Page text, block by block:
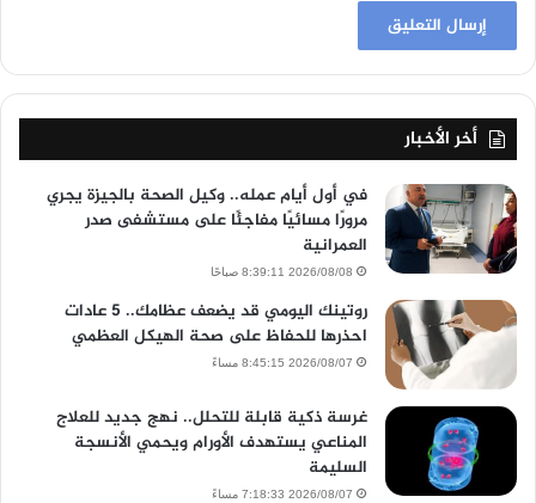
أخر الأخبار
في أول أيام عمله.. وكيل الصحة بالجيزة يجري
مرورًا مسائيًا مفاجئًا على مستشفى صدر
العمرانية
2026/08/08 8:39:11 صباحًا
روتينك اليومي قد يضعف عظامك.. 5 عادات
احذرها للحفاظ على صحة الهيكل العظمي
2026/08/07 8:45:15 مساءً
غرسة ذكية قابلة للتحلل.. نهج جديد للعلاج
المناعي يستهدف الأورام ويحمي الأنسجة
السليمة
2026/08/07 7:18:33 مساءً